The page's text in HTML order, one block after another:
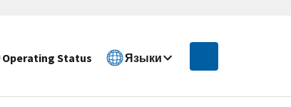
Operating Status Языки